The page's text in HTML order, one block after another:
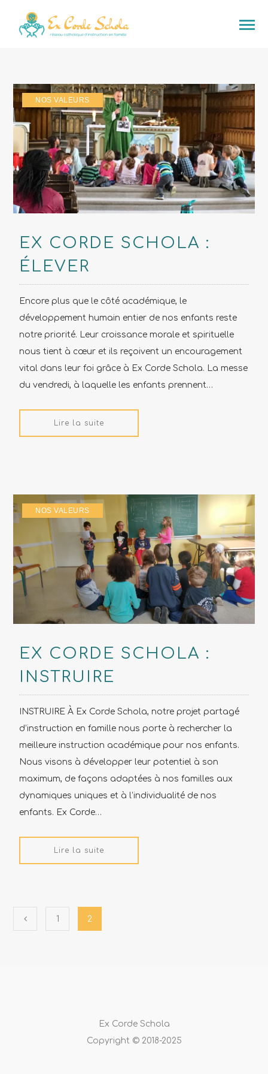
NOS VALEURS
EX CORDE SCHOLA :
ÉLEVER
Encore plus que le côté académique, le
développement humain entier de nos enfants reste
notre priorité. Leur croissance morale et spirituelle
nous tient à cœur et ils reçoivent un encouragement
vital dans leur foi grâce à Ex Corde Schola. La messe
du vendredi, à laquelle les enfants prennent…
Lire la suite
NOS VALEURS
EX CORDE SCHOLA :
INSTRUIRE
INSTRUIRE À Ex Corde Schola, notre projet partagé
d’instruction en famille nous porte à rechercher la
meilleure instruction académique pour nos enfants.
Nous visons à développer leur potentiel à son
maximum, de façons adaptées à nos familles aux
dynamiques uniques et à l’individualité de nos
enfants. Ex Corde…
Lire la suite
1 2
Ex Corde Schola
Copyright © 2018-2025